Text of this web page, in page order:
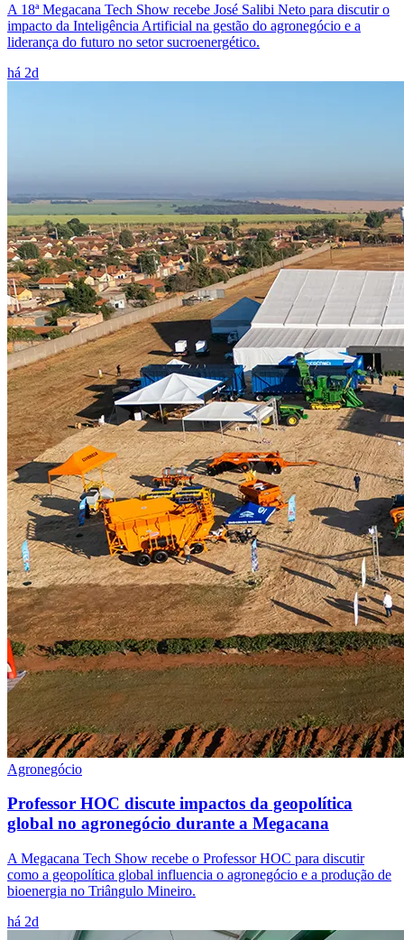
A 18ª Megacana Tech Show recebe José Salibi Neto para discutir o
impacto da Inteligência Artificial na gestão do agronegócio e a
liderança do futuro no setor sucroenergético.
há 2d
Agronegócio
Professor HOC discute impactos da geopolítica
global no agronegócio durante a Megacana
A Megacana Tech Show recebe o Professor HOC para discutir
como a geopolítica global influencia o agronegócio e a produção de
bioenergia no Triângulo Mineiro.
há 2d